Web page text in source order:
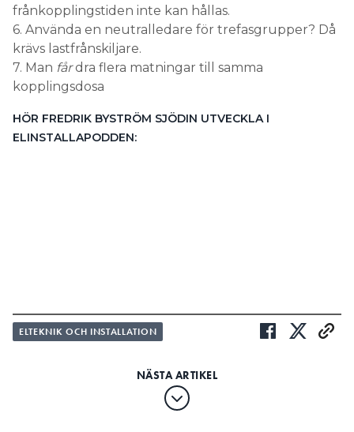
frånkopplingstiden inte kan hållas.
6. Använda en neutralledare för trefasgrupper? Då
krävs lastfrånskiljare.
7. Man fårdra flera matningar till samma
kopplingsdosa
HÖR FREDRIK BYSTRÖM SJÖDIN UTVECKLA I
ELINSTALLAPODDEN:
ELTEKNIK OCH INSTALLATION